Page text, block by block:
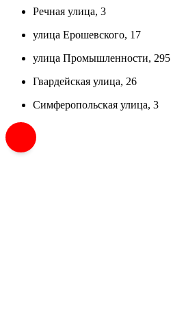
Речная улица, 3
улица Ерошевского, 17
улица Промышленности, 295
Гвардейская улица, 26
Симферопольская улица, 3